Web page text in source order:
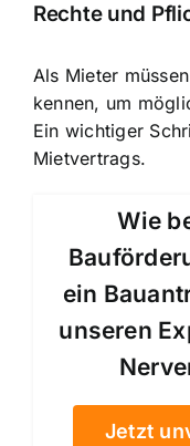
Rechte und
Als Mieter
kennen, um
Ein wichtiger
Mietvertrags.
Wie
ein
unseren
Jetzt